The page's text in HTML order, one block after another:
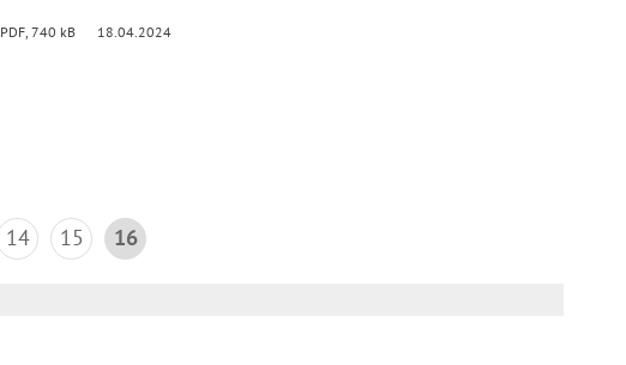
PDF, 740 kB 18.04.2024
14 15 16